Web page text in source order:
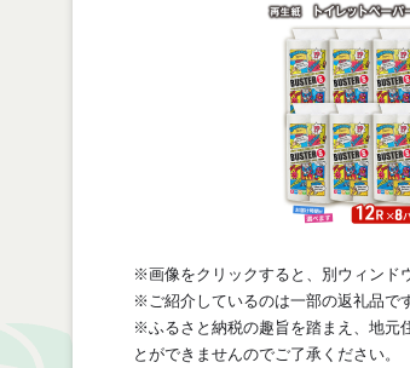
※画像をクリックすると、別ウィンド
※ご紹介しているのは一部の返礼品で
※ふるさと納税の趣旨を踏まえ、地元
とができませんのでご了承ください。